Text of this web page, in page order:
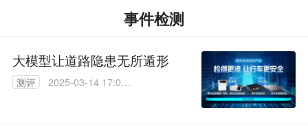
事件检测
大模型让道路隐患无所遁形
测评
2025-03-14 17:00: